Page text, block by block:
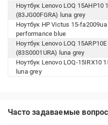
Ноутбук Lenovo LOQ 15AHP10
(83JG00FGRA) luna grey
Ноутбук HP Victus 15-fa2009ua
performance blue
Ноутбук Lenovo LOQ 15ARP10E
(83S0001URA) luna grey
Ноутбук Lenovo LOQ-15IRX10
luna grey
Часто задаваемые